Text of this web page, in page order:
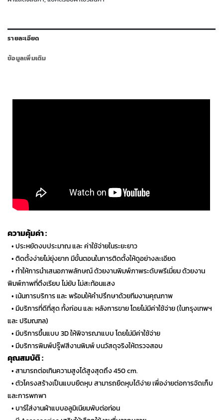
รายละเอียด
ข้อมูลเพิ่มเติม
ความคุ้มค่า :
• ประหยัดงบประมาณ และ ค่าใช้จ่ายในระยะยาว
• ติดตั้งง่ายไม่ยุ่งยาก มีขั้นตอนในการติดตั้งให้ดูอย่างละเอียด
• ทำให้การนำเสนอภาพลักษณ์ ด้วยงานพิมพ์ภาพระดับพรีเมี่ยม ด้วยงาน
พิมพ์ภาพที่ตึงเรียบ ไม่ยับ ไม่สะท้อนแสง
• เน้นการบริการ และ พร้อมให้คำปรึกษาด้วยทีมงานคุณภาพ
• มีบริการที่ดีที่สุด ทั้งก่อน และ หลังการขาย โดยไม่มีค่าใช้จ่าย (ในกรุงเทพฯ
และ ปริมณฑล)
• มีบริการขึ้นแบบ 3D ให้พิจารณาแบบ โดยไม่มีค่าใช้จ่าย
• มีบริการพิมพ์ปรู๊ฟสีงานพิมพ์ บนวัสดุจริงให้ตรวจสอบ
คุณสมบัติ :
• สามารถต่อเทินความสูงได้สูงสุดถึง 450 cm.
• ตัวโครงสร้างเป็นแบบยืดหุบ สามารถยืดหุบได้ง่าย เพื่อง่ายต่อการจัดเก็บ
และการพกพา
• บาร์ใส่งานผ้าแบบอลูมิเนียมพับต่อท่อน